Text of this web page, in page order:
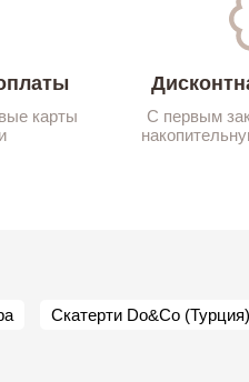
карты
С первым
Скатерти Do&Co (Турция)